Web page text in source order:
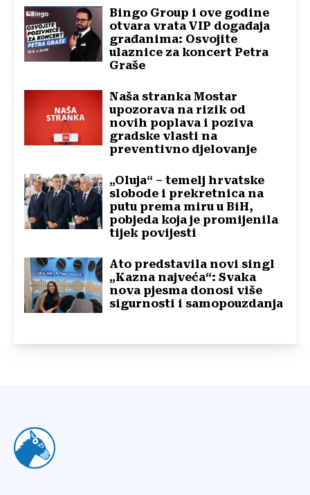
Bingo Group i ove godine
otvara vrata VIP događaja
građanima: Osvojite
ulaznice za koncert Petra
Graše
Naša stranka Mostar
upozorava na rizik od
novih poplava i poziva
gradske vlasti na
preventivno djelovanje
„Oluja“ – temelj hrvatske
slobode i prekretnica na
putu prema miru u BiH,
pobjeda koja je promijenila
tijek povijesti
Ato predstavila novi singl
„Kazna najveća“: Svaka
nova pjesma donosi više
sigurnosti i samopouzdanja